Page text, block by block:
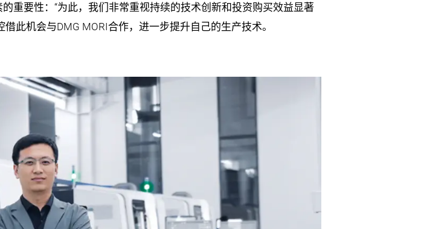
重要性：“为此，我们非常重视持续的技术创新和投资购买效益显著
此机会与DMG MORI合作，进一步提升自己的生产技术。